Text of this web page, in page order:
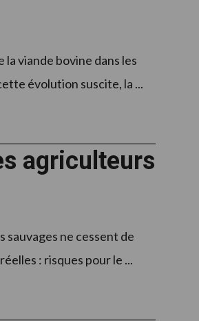
viande bovine dans les
évolution suscite, la ...
agriculteurs
sauvages ne cessent de
: risques pour le ...